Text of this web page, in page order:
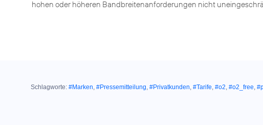
hohen oder höheren Bandbreitenanforderungen nicht
Schlagworte: #Marken, #Pressemitteilung, #Privatkunden, #Tarife, #o2, #o2_free,